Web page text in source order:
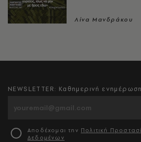
Λίνα Μανδράκου
NEWSLETTER: Καθημερινή
Αποδέχομαι την Πολιτική
Δεδομένων